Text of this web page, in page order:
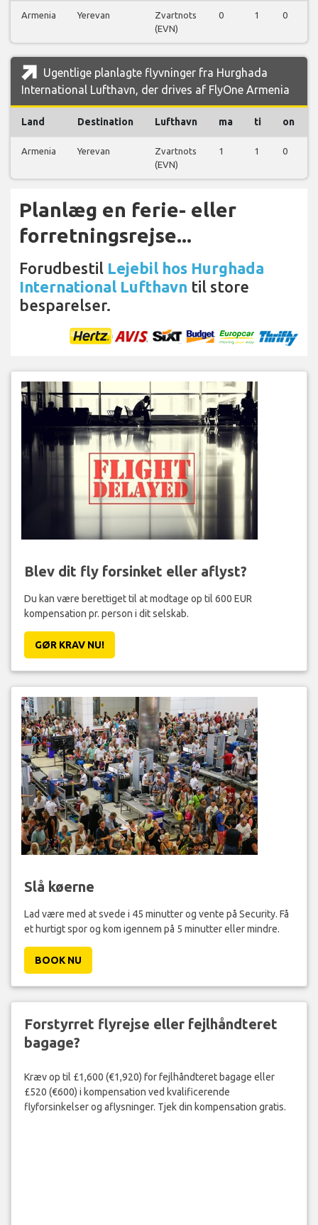
Armenia Yerevan
Zvartnots
(EVN)
0 1 0
Ugentlige planlagte flyvninger fra Hurghada
International Lufthavn, der drives af FlyOne Armenia
Land Destination Lufthavn ma ti on
Armenia Yerevan
Zvartnots
(EVN)
1 1 0
Planlæg en ferie- eller
forretningsrejse...
Forudbestil Lejebil hos Hurghada
International Lufthavn til store
besparelser.
Blev dit fly forsinket eller aflyst?
Du kan være berettiget til at modtage op til 600 EUR
kompensation pr. person i dit selskab.
GØR KRAV NU!
Slå køerne
Lad være med at svede i 45 minutter og vente på Security. Få
et hurtigt spor og kom igennem på 5 minutter eller mindre.
BOOK NU
Forstyrret flyrejse eller fejlhåndteret
bagage?
Kræv op til £1,600 (€1,920) for fejlhåndteret bagage eller
£520 (€600) i kompensation ved kvalificerende
flyforsinkelser og aflysninger. Tjek din kompensation gratis.